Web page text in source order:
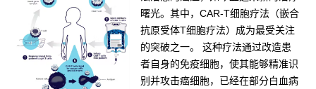
曙光。其中，CAR-T细胞疗法（嵌合
抗原受体T细胞疗法）成为最受关注
的突破之一。 这种疗法通过改造患
者自身的免疫细胞，使其能够精准识
别并攻击癌细胞，已经在部分白血病